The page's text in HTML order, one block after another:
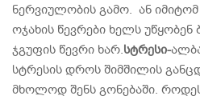
ნერვიულობის გამო. ან
ოჯახის წევრები ხელს უწყობენ
ჯგუფის წევრი ხარ.სტრესი-
სტრესის დროს შიმშილის
მხოლოდ შენს გონებაში.